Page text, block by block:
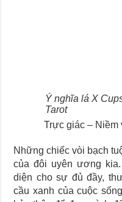
Ý nghĩa lá X
Tarot
Trực giác – Niềm
Những chiếc vòi bạch
của đôi uyên ương
diện cho sự đủ đầy,
cầu xanh của cuộc